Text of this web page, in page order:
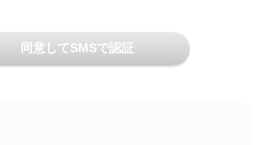
同意してSMSで認証